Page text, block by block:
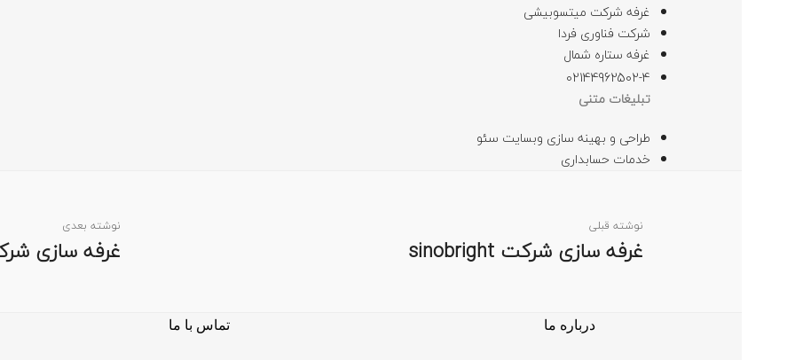
غرفه شرکت میتسوبیشی
شرکت فناوری فردا
غرفه ستاره شمال
02144962502-4
تبلیغات متنی
طراحی و بهینه سازی وبسایت سئو
خدمات حسابداری
نوشته قبلی
غرفه سازی شرکت sinobright
نوشته بعدی
غرفه سازی
تماس با ما درباره ما